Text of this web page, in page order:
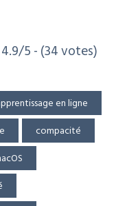
4.9/5 - (34 votes)
en ligne
compacité